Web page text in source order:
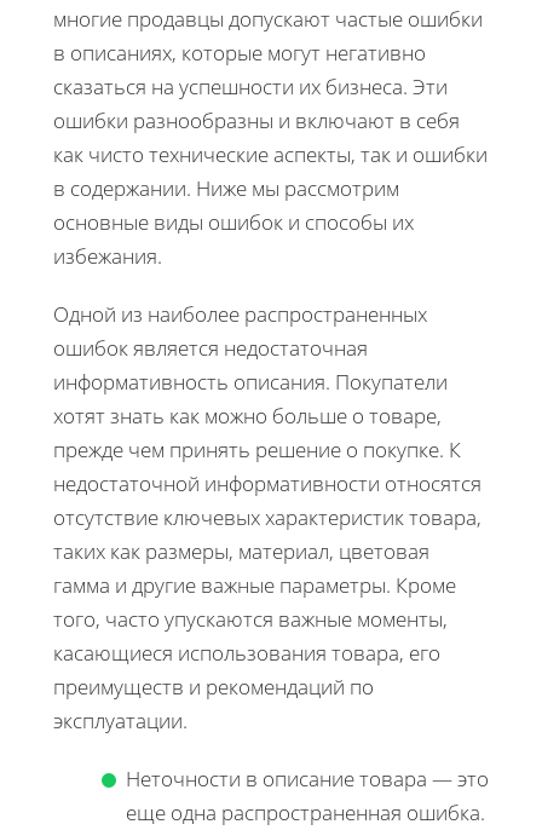
многие продавцы допускают частые ошибки
в описаниях, которые могут негативно
сказаться на успешности их бизнеса. Эти
ошибки разнообразны и включают в себя
как чисто технические аспекты, так и ошибки
в содержании. Ниже мы рассмотрим
основные виды ошибок и способы их
избежания.
Одной из наиболее распространенных
ошибок является недостаточная
информативность описания. Покупатели
хотят знать как можно больше о товаре,
прежде чем принять решение о покупке. К
недостаточной информативности относятся
отсутствие ключевых характеристик товара,
таких как размеры, материал, цветовая
гамма и другие важные параметры. Кроме
того, часто упускаются важные моменты,
касающиеся использования товара, его
преимуществ и рекомендаций по
эксплуатации.
Неточности в описание товара — это
еще одна распространенная ошибка.